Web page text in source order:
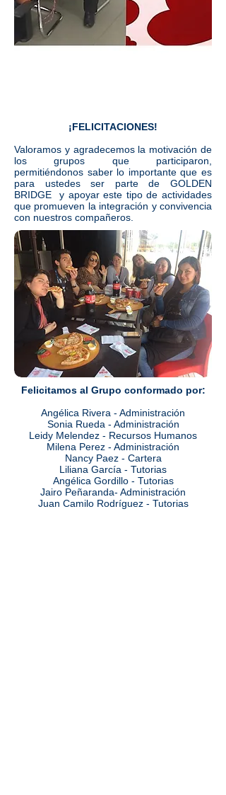
¡FELICITACIONES!
Valoramos y agradecemos la motivación de
los grupos que participaron,
permitiéndonos saber lo importante que es
para ustedes ser parte de GOLDEN
BRIDGE y apoyar este tipo de actividades
que promueven la integración y convivencia
con nuestros compañeros.
Felicitamos al Grupo conformado por:
Angélica Rivera - Administración
Sonia Rueda - Administración
Leidy Melendez - Recursos Humanos
Milena Perez - Administración
Nancy Paez - Cartera
Liliana García - Tutorias
Angélica Gordillo - Tutorias
Jairo Peñaranda- Administración
Juan Camilo Rodríguez - Tutorias